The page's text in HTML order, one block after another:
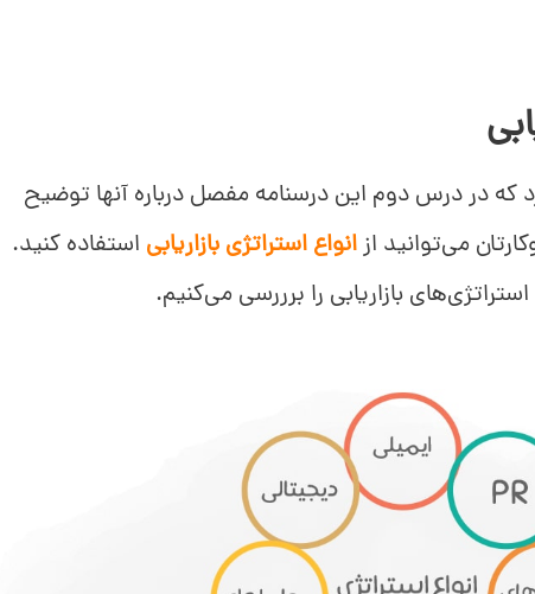
که در درس دوم این درسنامه مفصل درباره آنها توضیح
می‌توانید ازانواع استراتژی بازاریابی استفاده کنید.
بازاریابی را برررسی می‌کنیم.